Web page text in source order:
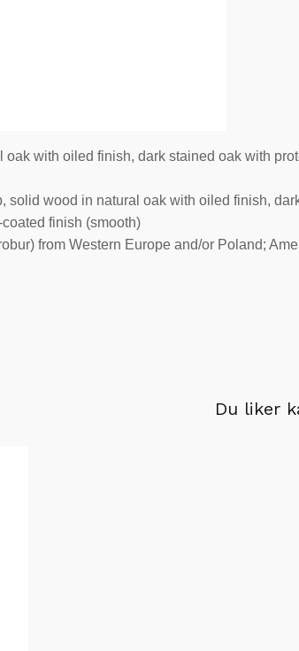
oak with oiled finish, dark stained oak with
solid wood in natural oak with oiled finish,
finish (smooth)
from Western Europe and/or Poland;
Du liker